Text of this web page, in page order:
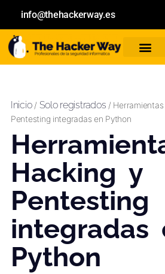
info@thehackerway.es
Inicio/ Solo registrados /
Pentesting integradas en Python
Hacking y
Pentesting
integradas
Python